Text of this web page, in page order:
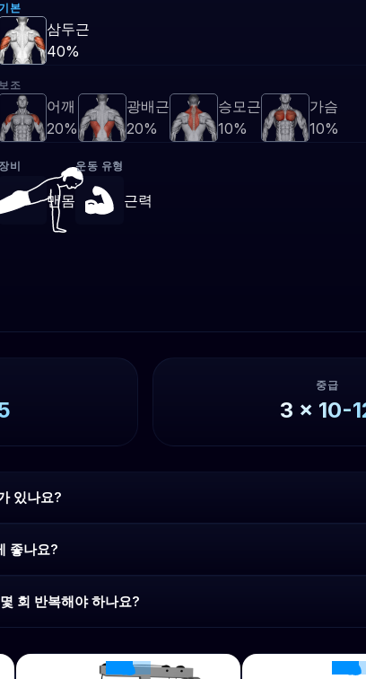
본
삼두근
40%
보조
어깨
20%
광배근
20%
승모근
10%
가슴
10%
장비
맨몸
운동 유형
근력
중급
3 x 10-
있나요?
좋나요?
회 반복해야 하나요?